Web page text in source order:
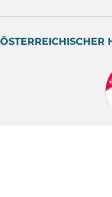
ÖSTERREICHISCHER